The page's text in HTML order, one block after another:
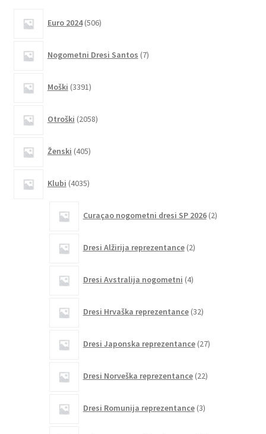
Euro 2024 506izdelkov
Nogometni Dresi Santos 7izdelkov
Moški 3391izdelkov
Otroški 2058izdelkov
Ženski 405izdelkov
Klubi 4035izdelkov
Curaçao nogometni dresi SP 2026 2izdelka
Dresi Alžirija reprezentance 2izdelka
Dresi Avstralija nogometni 4izdelki
Dresi Hrvaška reprezentance 32izdelkov
Dresi Japonska reprezentance 27izdelkov
Dresi Norveška reprezentance 22izdelkov
Dresi Romunija reprezentance 3izdelki